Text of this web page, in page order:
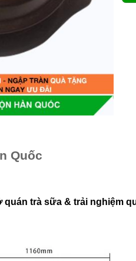
Quốc
quán trà sữa & trải nghiệm